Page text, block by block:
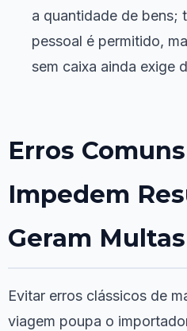
a quantidade de bens;
pessoal é permitido,
sem caixa ainda exige
Erros
Impedem
Geram Multas
Evitar erros clássicos de
viagem poupa o